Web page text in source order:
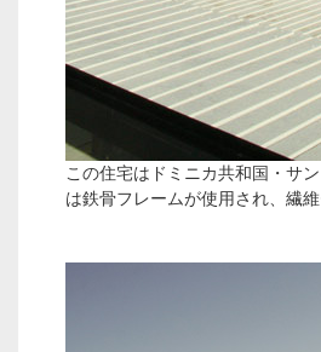
この住宅はドミニカ共和国・サ
は鉄骨フレームが使用され、繊